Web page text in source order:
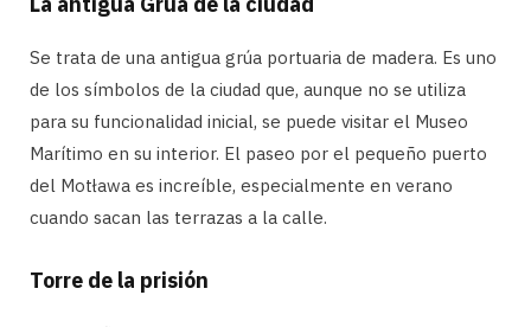
Se trata de una antigua grúa portuaria de madera. Es uno
de los símbolos de la ciudad que, aunque no se utiliza
para su funcionalidad inicial, se puede visitar el Museo
Marítimo en su interior. El paseo por el pequeño puerto
del Motława es increíble, especialmente en verano
cuando sacan las terrazas a la calle.
Torre de la prisión